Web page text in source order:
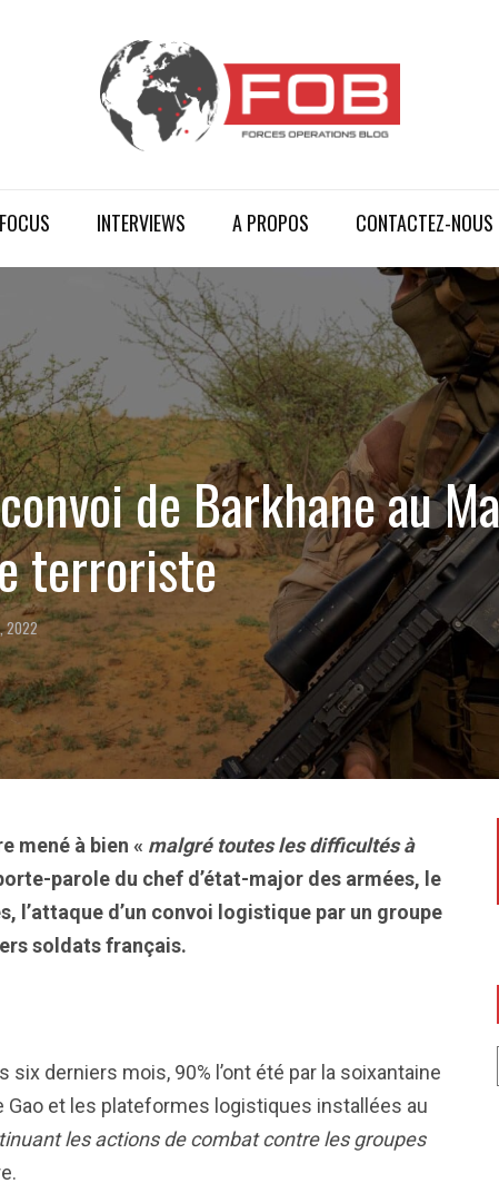
FOCUS INTERVIEWS A PROPOS CONTACTEZ-NOUS
de Barkhane au
terroriste
2022
mené à bien « malgré toutes les difficultés à
parole du chef d’état-major des armées, le
l’attaque d’un convoi logistique par un groupe
soldats français.
derniers mois, 90% l’ont été par la soixantaine
et les plateformes logistiques installées au
les actions de combat contre les groupes